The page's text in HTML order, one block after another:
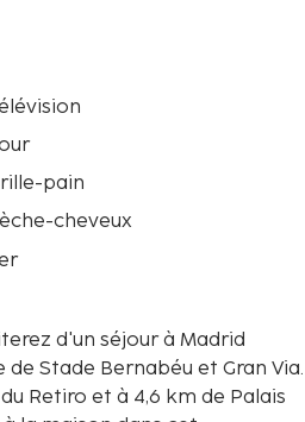
pain
cheveux
d'un séjour à Madrid
Stade Bernabéu et Gran Via.
Retiro et à 4,6 km de Palais